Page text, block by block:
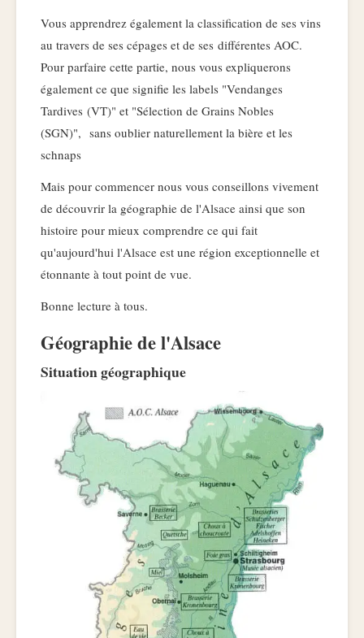
Vous apprendrez également la classification de ses vins
au travers de ses cépages et de ses différentes AOC.
Pour parfaire cette partie, nous vous expliquerons
également ce que signifie les labels "Vendanges
Tardives (VT)" et "Sélection de Grains Nobles
(SGN)", sans oublier naturellement la bière et les
schnaps
Mais pour commencer nous vous conseillons vivement
de découvrir la géographie de l'Alsace ainsi que son
histoire pour mieux comprendre ce qui fait
qu'aujourd'hui l'Alsace est une région exceptionnelle et
étonnante à tout point de vue.
Bonne lecture à tous.
Géographie de l'Alsace
Situation géographique